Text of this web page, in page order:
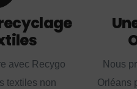
avec Recygo
textiles non
Nous
Orléans